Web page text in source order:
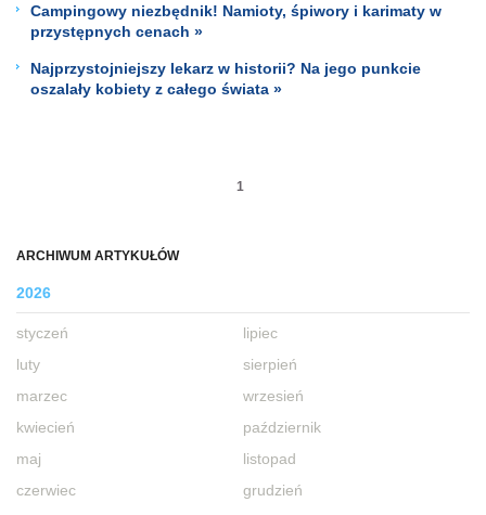
ARCHIWUM ARTYKUŁÓW
2026
styczeń
luty
marzec
kwiecień
maj
czerwiec
lipiec
sierpień
wrzesień
październik
listopad
grudzień
Campingowy niezbędnik! Namioty, śpiwory i karimaty w
przystępnych cenach »
Najprzystojniejszy lekarz w historii? Na jego punkcie
oszalały kobiety z całego świata »
1